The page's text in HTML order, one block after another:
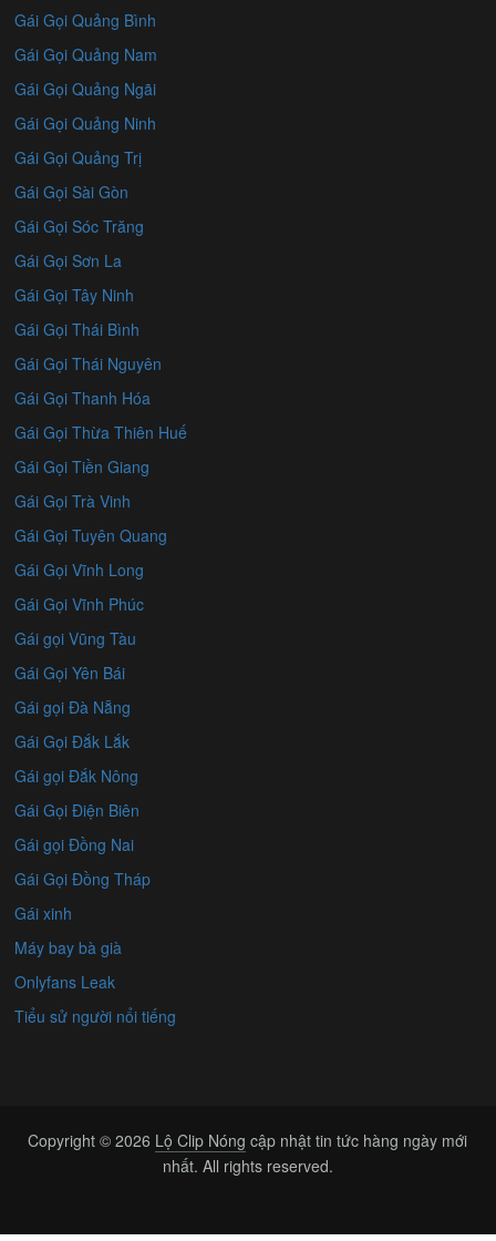
Gái Gọi Quảng Bình
Gái Gọi Quảng Nam
Gái Gọi Quảng Ngãi
Gái Gọi Quảng Ninh
Gái Gọi Quảng Trị
Gái Gọi Sài Gòn
Gái Gọi Sóc Trăng
Gái Gọi Sơn La
Gái Gọi Tây Ninh
Gái Gọi Thái Bình
Gái Gọi Thái Nguyên
Gái Gọi Thanh Hóa
Gái Gọi Thừa Thiên Huế
Gái Gọi Tiền Giang
Gái Gọi Trà Vinh
Gái Gọi Tuyên Quang
Gái Gọi Vĩnh Long
Gái Gọi Vĩnh Phúc
Gái gọi Vũng Tàu
Gái Gọi Yên Bái
Gái gọi Đà Nẵng
Gái Gọi Đắk Lắk
Gái gọi Đắk Nông
Gái Gọi Điện Biên
Gái gọi Đồng Nai
Gái Gọi Đồng Tháp
Gái xinh
Máy bay bà già
Onlyfans Leak
Tiểu sử người nổi tiếng
Copyright © 2026 Lộ Clip Nóng cập nhật tin tức hàng ngày mới
nhất. All rights reserved.